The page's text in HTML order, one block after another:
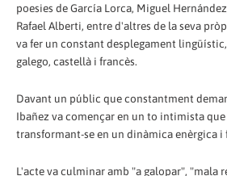
poesies de García Lorca, Miguel
Rafael Alberti, entre d'altres de la seva
va fer un constant desplegament
galego, castellà i francès.
Davant un públic que constantment
Ibañez va començar en un to intimista
transformant-se en un dinàmica enèrgica i
L'acte va culminar amb "a galopar", "mala